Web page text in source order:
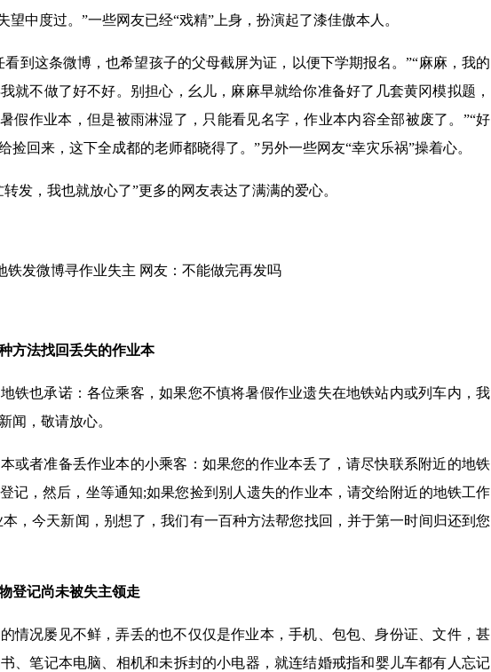
望中度过。”一些网友已经“戏精”上身，扮演起了漆佳傲本人。
这条微博，也希望孩子的父母截屏为证，以便下学期报名。”“麻麻，我的
就不做了好不好。别担心，幺儿，麻麻早就给你准备好了几套黄冈模拟题，
假作业本，但是被雨淋湿了，只能看见名字，作业本内容全部被废了。”“好
捡回来，这下全成都的老师都晓得了。”另外一些网友“幸灾乐祸”操着心。
，我也就放心了”更多的网友表达了满满的爱心。
法找回丢失的作业本
也承诺：各位乘客，如果您不慎将暑假作业遗失在地铁站内或列车内，我
闻，敬请放心。
者准备丢作业本的小乘客：如果您的作业本丢了，请尽快联系附近的地铁
记，然后，坐等通知;如果您捡到别人遗失的作业本，请交给附近的地铁工作
，今天新闻，别想了，我们有一百种方法帮您找回，并于第一时间归还到您
登记尚未被失主领走
况屡见不鲜，弄丢的也不仅仅是作业本，手机、包包、身份证、文件，甚
、笔记本电脑、相机和未拆封的小电器，就连结婚戒指和婴儿车都有人忘记